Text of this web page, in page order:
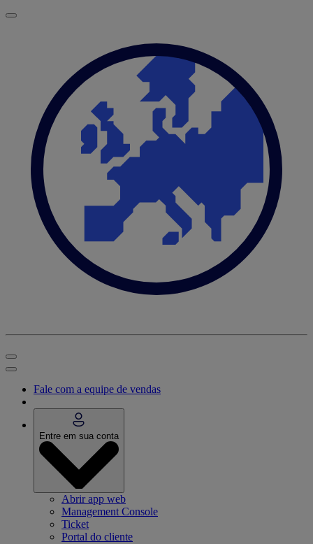
Fale com a equipe de vendas
Entre em sua conta
Abrir app web
Management Console
Ticket
Portal do cliente